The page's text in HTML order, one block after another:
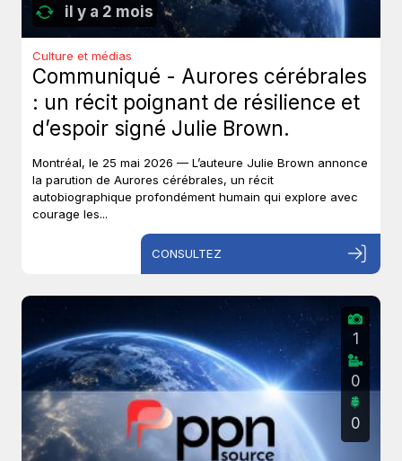
il y a 2 mois
Culture et médias
Communiqué - Aurores cérébrales
: un récit poignant de résilience et
d’espoir signé Julie Brown.
Montréal, le 25 mai 2026 — L’auteure Julie Brown annonce
la parution de Aurores cérébrales, un récit
autobiographique profondément humain qui explore avec
courage les...
CONSULTEZ
1
0
0